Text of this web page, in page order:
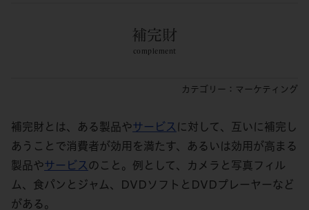
カテゴリー：マーケティング
補完財
complement
補完財とは、ある製品やサービス に対して、互いに補完し
あうことで消費者が効用を満たす、あるいは効用が高まる
製品やサービス のこと。例として、カメラと写真フィル
ム、食パンとジャム、DVDソフトとDVDプレーヤーなど
がある。